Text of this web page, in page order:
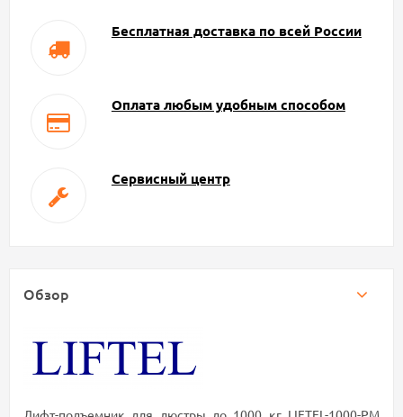
Бесплатная доставка по всей России
Оплата любым удобным способом
Сервисный центр
Обзор